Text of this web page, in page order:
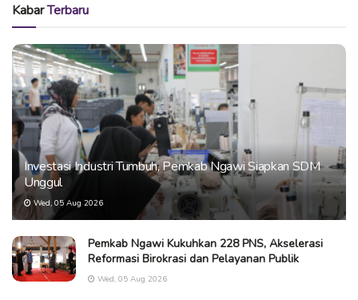
KabarTerbaru
Investasi Industri Tumbuh, Pemkab Ngawi Siapkan SDM
Unggul
Wed, 05 Aug 2026
Pemkab Ngawi Kukuhkan 228 PNS, Akselerasi
Reformasi Birokrasi dan Pelayanan Publik
Wed, 05 Aug 2026